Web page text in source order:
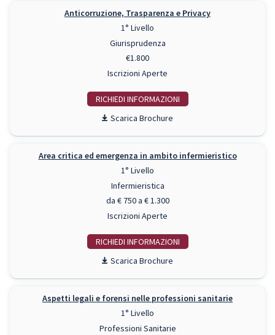
Anticorruzione, Trasparenza e Privacy
1° Livello
Giurisprudenza
€1.800
Iscrizioni Aperte
RICHIEDI INFO
Scarica Brochure
Area critica ed emergenza in ambito infermieristico
1° Livello
Infermieristica
da € 750 a € 1.300
Iscrizioni Aperte
RICHIEDI INFO
Scarica Brochure
Aspetti legali e forensi nelle professioni sanitarie
1° Livello
Professioni Sanitarie